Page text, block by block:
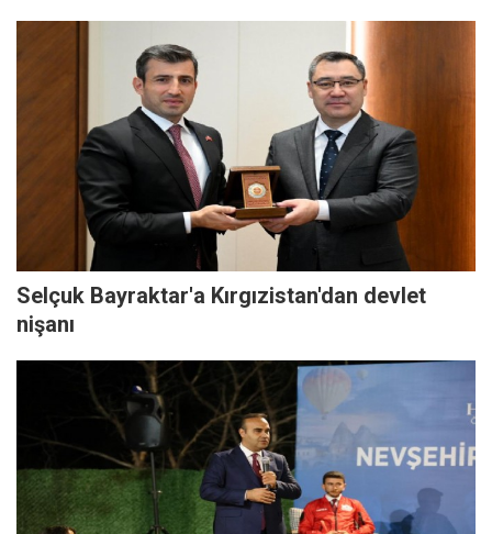
Selçuk Bayraktar'a Kırgızistan'dan devlet
nişanı